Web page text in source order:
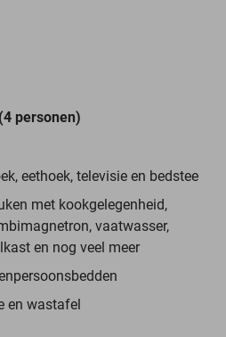
personen)
eethoek, televisie en bedstee
met kookgelegenheid,
vaatwasser,
en nog veel meer
en wastafel